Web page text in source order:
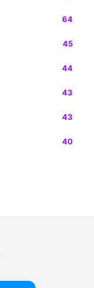
64
45
44
43
43
40